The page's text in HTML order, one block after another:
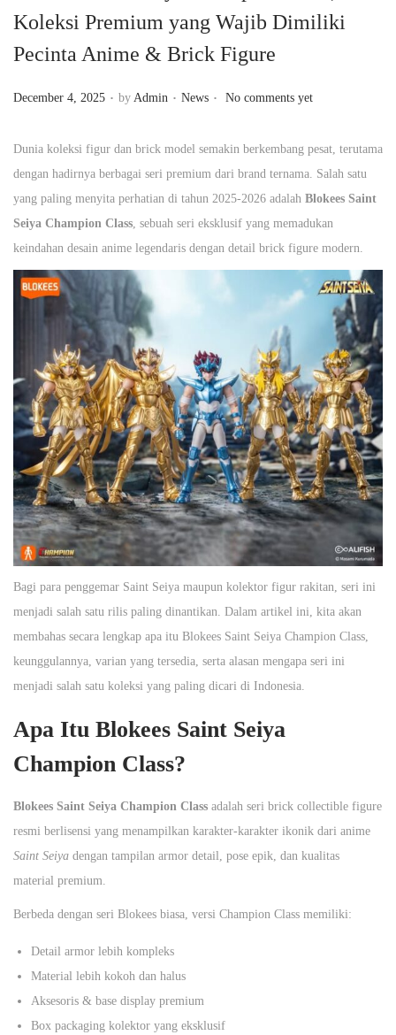
n
Koleksi Premium yang Wajib Dimiliki
Pecinta Anime & Brick Figure
P
s
t
e
d
o
n
December 4, 2025 . by Admin . P
s
t
e
d
i
n
News . No comments yet
Dunia koleksi figur dan brick model semakin berkembang pesat, terutama
dengan hadirnya berbagai seri premium dari brand ternama. Salah satu
yang paling menyita perhatian di tahun 2025-2026 adalah Blokees Saint
Seiya Champion Class, sebuah seri eksklusif yang memadukan
keindahan desain anime legendaris dengan detail brick figure modern.
Bagi para penggemar Saint Seiya maupun kolektor figur rakitan, seri ini
menjadi salah satu rilis paling dinantikan. Dalam artikel ini, kita akan
membahas secara lengkap apa itu Blokees Saint Seiya Champion Class,
keunggulannya, varian yang tersedia, serta alasan mengapa seri ini
menjadi salah satu koleksi yang paling dicari di Indonesia.
Apa Itu Blokees Saint Seiya
Champion Class?
Blokees Saint Seiya Champion Class adalah seri brick collectible figure
resmi berlisensi yang menampilkan karakter-karakter ikonik dari anime
Saint Seiya dengan tampilan armor detail, pose epik, dan kualitas
material premium.
Berbeda dengan seri Blokees biasa, versi Champion Class memiliki:
Detail armor lebih kompleks
Material lebih kokoh dan halus
Aksesoris & base display premium
Box packaging kolektor yang eksklusif